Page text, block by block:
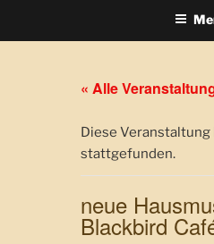
« Alle
Diese
stattgefunden.
neue
Blackbird